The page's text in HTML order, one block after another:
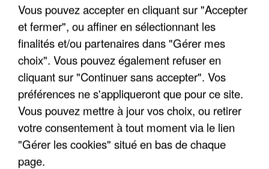
LES INTERVIEWS CHANTE
FRANCE
Voir plus
Vous pouvez accepter en cliquant sur "Accepter
et fermer", ou affiner en sélectionnant les
finalités et/ou partenaires dans "Gérer mes
choix". Vous pouvez également refuser en
cliquant sur "Continuer sans accepter". Vos
préférences ne s'appliqueront que pour ce site.
Vous pouvez mettre à jour vos choix, ou retirer
votre consentement à tout moment via le lien
"Gérer les cookies" situé en bas de chaque
page.